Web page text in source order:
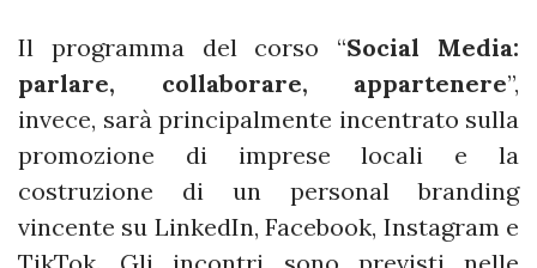
Il programma del corso “Social Media:
parlare, collaborare, appartenere”,
invece, sarà principalmente incentrato sulla
promozione di imprese locali e la
costruzione di un personal branding
vincente su LinkedIn, Facebook, Instagram e